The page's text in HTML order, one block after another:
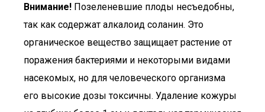
Внимание! Позеленевшие плоды несъедобны,
так как содержат алкалоид соланин. Это
органическое вещество защищает растение от
поражения бактериями и некоторыми видами
насекомых, но для человеческого организма
его высокие дозы токсичны. Удаление кожуры